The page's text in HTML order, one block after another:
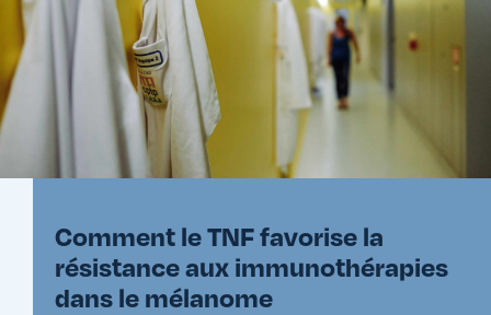
Comment le TNF favorise la
résistance aux immunothérapies
dans le mélanome